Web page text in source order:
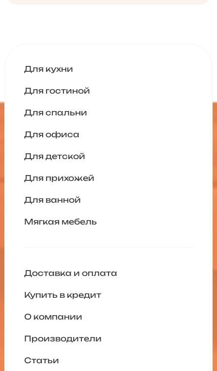
Для кухни
Для гостиной
Для спальни
Для офиса
Для детской
Для прихожей
Для ванной
Мягкая мебель
Доставка и оплата
Купить в кредит
О компании
Производители
Статьи